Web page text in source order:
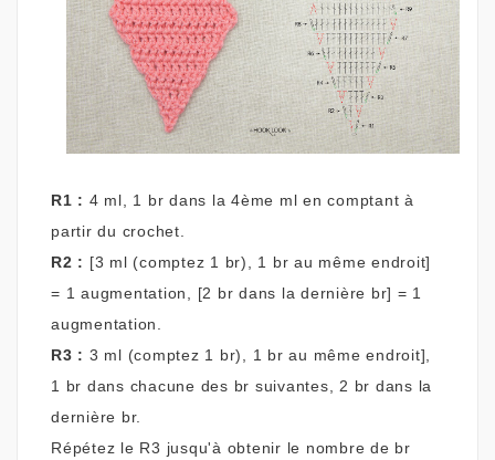
R1 : 4 ml, 1 br dans la 4ème ml en comptant à
partir du crochet.
R2 : [3 ml (comptez 1 br), 1 br au même endroit]
= 1 augmentation, [2 br dans la dernière br] = 1
augmentation.
R3 : 3 ml (comptez 1 br), 1 br au même endroit],
1 br dans chacune des br suivantes, 2 br dans la
dernière br.
Répétez le R3 jusqu'à obtenir le nombre de br